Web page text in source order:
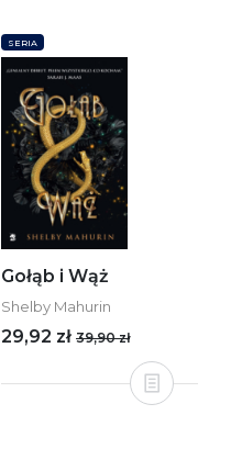
SERIA
Gołąb i Wąż
Shelby Mahurin
29,92 zł 39,90 zł